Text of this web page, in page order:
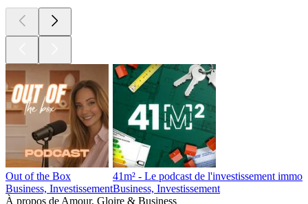
Out of the Box
Business, Investissement
41m² - Le podcast de l'investissement
Business, Investissement
À propos de Amour, Gloire & Business